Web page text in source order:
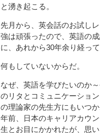
と湧き起こる。
先月から、英会話のお試し
強は頑張ったので、英語の
に、あれから30年余り経って
何もしていないからだ。
なぜ、英語を学びたいのか
のリタとコミュニケーショ
の理論家の先生方にもいつ
年前、日本のキャリアカウ
生とお目にかかれたが、思